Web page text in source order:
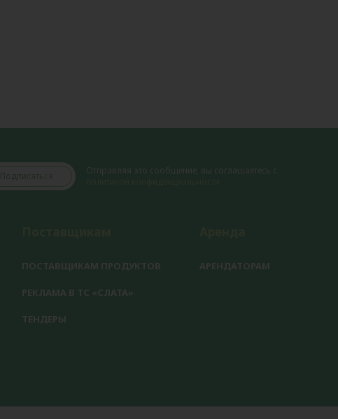
Подписаться
Отправляя это сообщение, вы соглашаетесь с
ПОСТАВЩИКАМ ПРОДУКТОВ
РЕКЛАМА В ТС «СЛАТА»
ТЕНДЕРЫ
АРЕНДАТОРАМ